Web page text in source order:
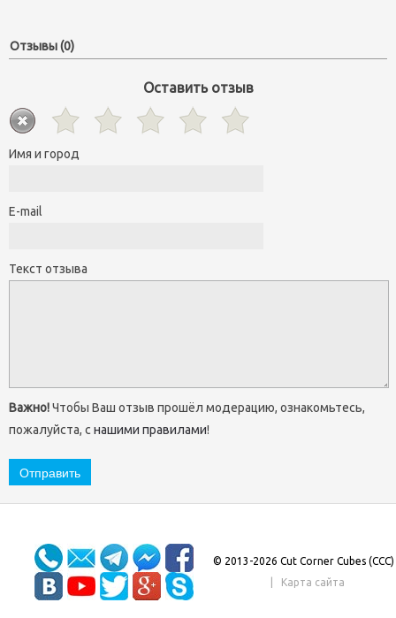
Отзывы (0)
Оставить отзыв
Имя и город
E-mail
Текст отзыва
Важно!Чтобы Ваш отзыв прошёл модерацию, ознакомьтесь,
пожалуйста, с нашими правилами!
© 2013-2026 Cut Corner Cubes (CCC)
Карта сайта